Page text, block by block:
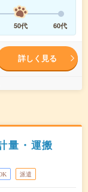
50代 60代
詳しく見る
量・運搬
派遣